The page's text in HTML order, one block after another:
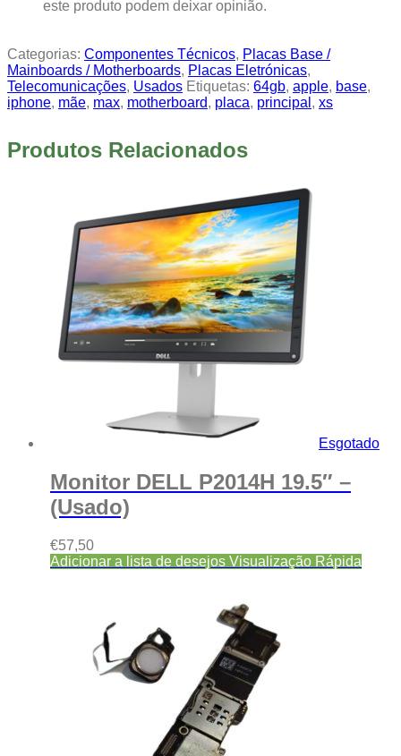
este produto podem deixar opinião.
Categorias: Componentes Técnicos, Placas Base /
Mainboards / Motherboards, Placas Eletrónicas,
Telecomunicações, Usados Etiquetas: 64gb, apple, base,
iphone, mãe, max, motherboard, placa, principal , xs
Produtos Relacionados
Esgotado
Monitor DELL P2014H 19.5″ –
(Usado)
€57,50
Adicionar a lista de desejos Visualização Rápida